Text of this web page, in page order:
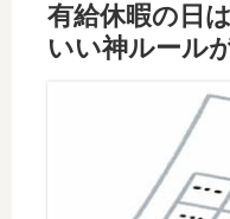
有給休暇の日
いい神ルール